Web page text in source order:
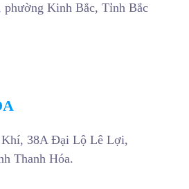
phường Kinh Bắc, Tỉnh Bắc
Khí, 38A Đại Lộ Lê Lợi,
Thanh Hóa.